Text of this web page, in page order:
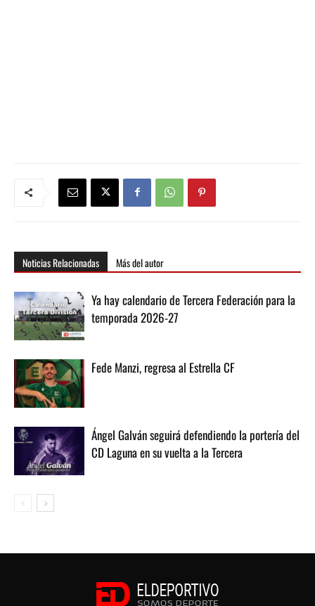
Noticias Relacionadas Más del autor
Ya hay calendario de Tercera Federación para la
temporada 2026-27
Fede Manzi, regresa al Estrella CF
Ángel Galván seguirá defendiendo la portería del
CD Laguna en su vuelta a la Tercera